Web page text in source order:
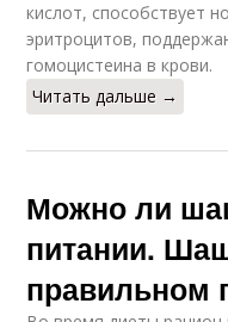
кислот, способствует
эритроцитов,
гомоцистеина в крови.
Читать дальше →
Можно ли
питании.
правильном